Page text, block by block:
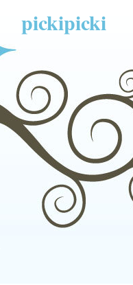
pickipicki